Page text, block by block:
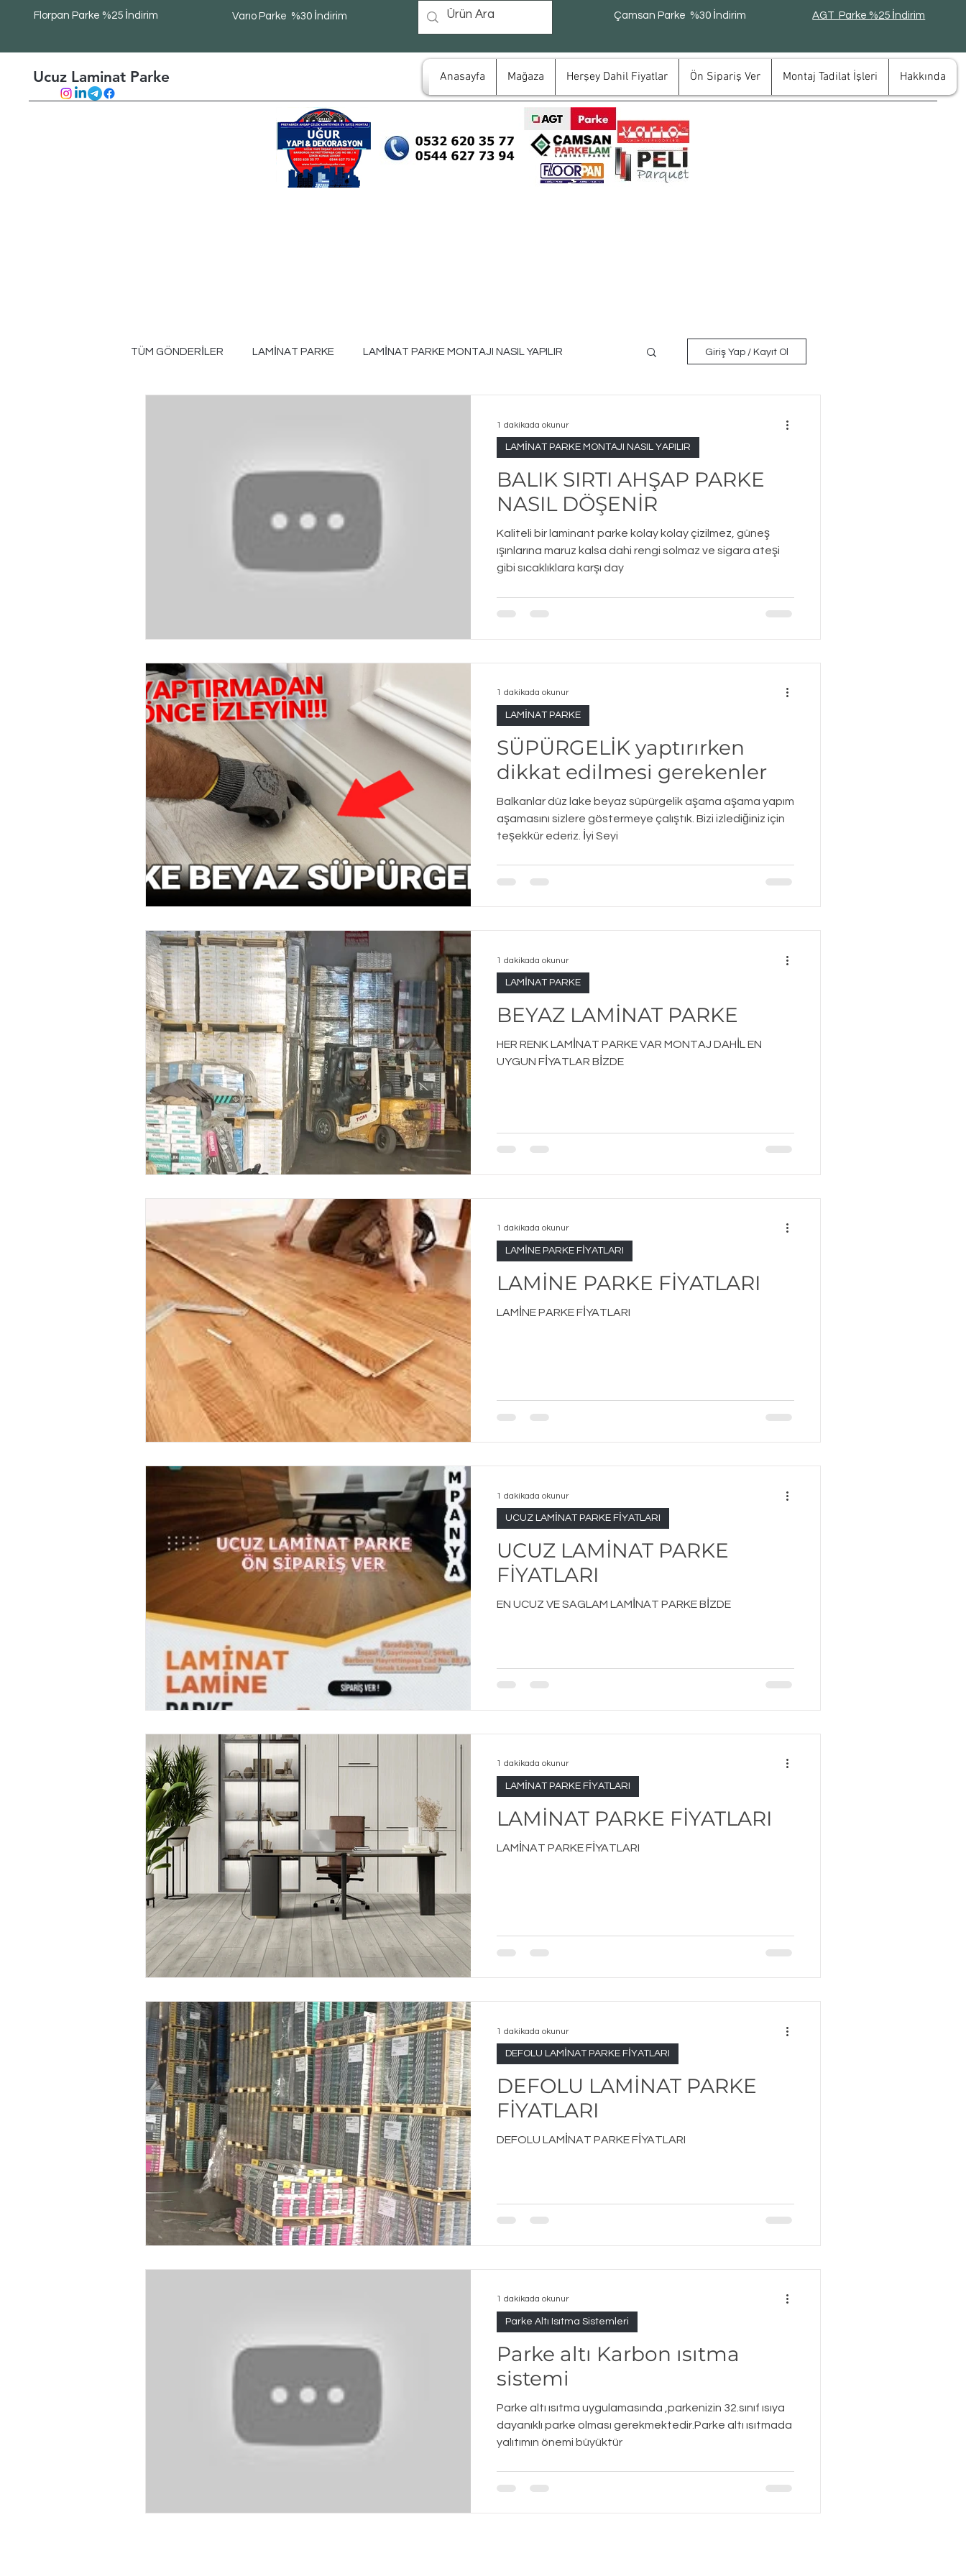
Florpan Parke %25 İndirim Varıo Parke %30 İndirim Çamsan Parke %30 İndirim AGT Parke %25 İndirim
Ucuz Laminat Parke Anasayfa Mağaza Herşey Dahil Fiyatlar Ön Sipariş Ver Montaj Tadilat İşleri Hakkında
TÜM GÖNDERİLER LAMİNAT PARKE LAMİNAT PARKE MONTAJI NASIL YAPILIR
UCUZ LAMİNAT PARKE DEPOSU
Giriş Yap / Kayıt Ol
BALIK SIRTI AHŞAP PARKE
NASIL DÖŞENİR
Kaliteli bir laminant parke kolay kolay çizilmez, güneş
ışınlarına maruz kalsa dahi rengi solmaz ve sigara ateşi
gibi sıcaklıklara karşı day
LAMİNAT PARKE MONTAJI NASIL YAPILIR
1 dakikada okunur
SÜPÜRGELİK yaptırırken
dikkat edilmesi gerekenler
Balkanlar düz lake beyaz süpürgelik aşama aşama yapım
aşamasını sizlere göstermeye çalıştık. Bizi izlediğiniz için
teşekkür ederiz. İyi Seyi
LAMİNAT PARKE
1 dakikada okunur
BEYAZ LAMİNAT PARKE
HER RENK LAMİNAT PARKE VAR MONTAJ DAHİL EN
UYGUN FİYATLAR BİZDE
LAMİNAT PARKE
1 dakikada okunur
LAMİNE PARKE FİYATLARI
LAMİNE PARKE FİYATLARI
LAMİNE PARKE FİYATLARI
1 dakikada okunur
UCUZ LAMİNAT PARKE
FİYATLARI
EN UCUZ VE SAGLAM LAMİNAT PARKE BİZDE
UCUZ LAMİNAT PARKE FİYATLARI
1 dakikada okunur
LAMİNAT PARKE FİYATLARI
LAMİNAT PARKE FİYATLARI
LAMİNAT PARKE FİYATLARI
1 dakikada okunur
DEFOLU LAMİNAT PARKE
FİYATLARI
DEFOLU LAMİNAT PARKE FİYATLARI
DEFOLU LAMİNAT PARKE FİYATLARI
1 dakikada okunur
Parke altı Karbon ısıtma
sistemi
Parke altı ısıtma uygulamasında ,parkenizin 32.sınıf ısıya
dayanıklı parke olması gerekmektedir.Parke altı ısıtmada
yalıtımın önemi büyüktür
Parke Altı Isıtma Sistemleri
1 dakikada okunur